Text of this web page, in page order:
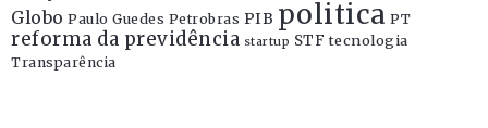
Globo Paulo Guedes Petrobras PIB politica PT
reforma da previdência startup STF tecnologia
Transparência